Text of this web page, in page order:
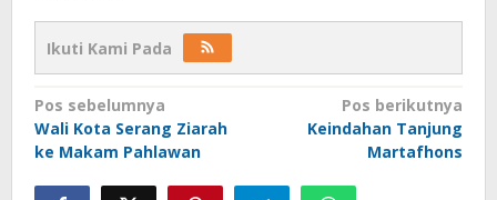
Ikuti Kami Pada
Navigasi
pos
Pos sebelumnya
Wali Kota Serang Ziarah
ke Makam Pahlawan
Pos berikutnya
Keindahan Tanjung
Martafhons